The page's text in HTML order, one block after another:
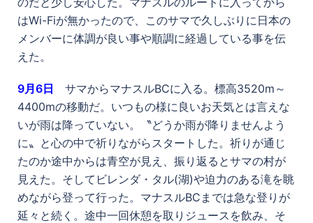
はWi-Fiが無かったので、このサマで久しぶりに日本の
メンバーに体調が良い事や順調に経過している事を伝
えた。
9月6日 サマからマナスルBCに入る。標高3520m～
4400mの移動だ。いつもの様に良いお天気とは言えな
いが雨は降っていない。〝どうか雨が降りませんよう
に〟と心の中で祈りながらスタートした。祈りが通じ
たのか途中からは青空が見え、振り返るとサマの村が
見えた。そしてビレンダ・タル(湖)や迫力のある滝を眺
めながら登って行った。マナスルBCまでは急な登りが
延々と続く。途中一回休憩を取りジュースを飲み、そ